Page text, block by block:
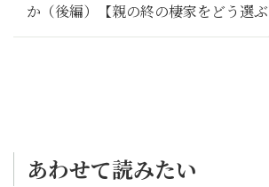
か（後編）【親の終の棲家をどう選ぶ
あわせて読みたい